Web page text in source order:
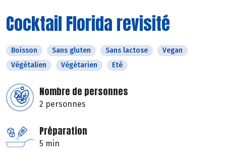
Cocktail Florida revisité
Boisson Sans gluten Sans lactose
Vegan
Végétalien
Végétarien Eté
Nombre de personnes
2 personnes
Préparation
5 min